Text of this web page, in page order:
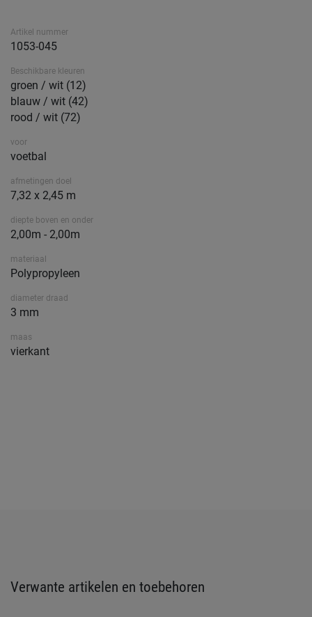
Artikel nummer
1053-045
Beschikbare kleuren
groen / wit (12)
blauw / wit (42)
rood / wit (72)
voor
voetbal
afmetingen doel
7,32 x 2,45 m
diepte boven en onder
2,00m - 2,00m
materiaal
Polypropyleen
diameter draad
3 mm
maas
vierkant
Verwante artikelen en toebehoren